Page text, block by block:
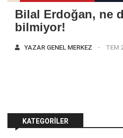
Bilal Erdoğan, ne
bilmiyor!
YAZAR GENEL MERKEZ TEM
KATEGORILER